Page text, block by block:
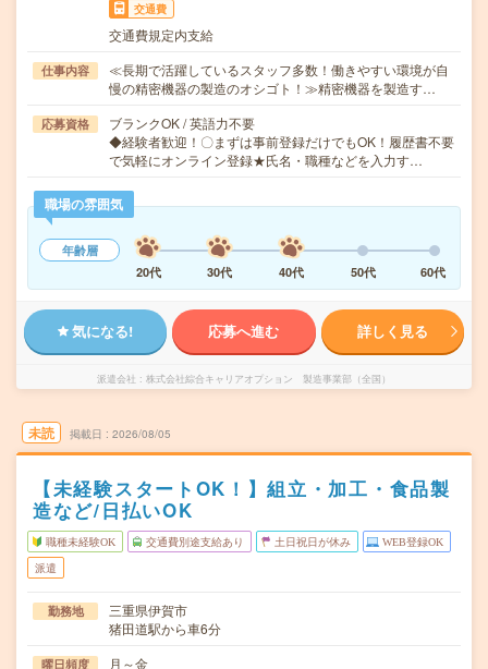
交通費
交通費規定内支給
仕事内容
≪長期で活躍しているスタッフ多数！働きやすい環境が自
慢の精密機器の製造のオシゴト！≫精密機器を製造す…
応募資格
ブランクOK / 英語力不要
◆経験者歓迎！〇まずは事前登録だけでもOK！履歴書不要
で気軽にオンライン登録★氏名・職種などを入力す…
職場の雰囲気
年齢層
20代
30代 40代 50代 60代
気になる! 応募へ進む 詳しく見る
派遣会社 株式会社綜合キャリアオプション 製造事業部（全国）
未読 掲載日 2026/08/05
【未経験スタートOK！】組立・加工・食品製
造など/日払いOK
職種未経験OK 交通費別途支給あり 土日祝日が休み WEB登録OK
派遣
勤務地
三重県伊賀市
猪田道駅から車6分
曜日頻度 月～金